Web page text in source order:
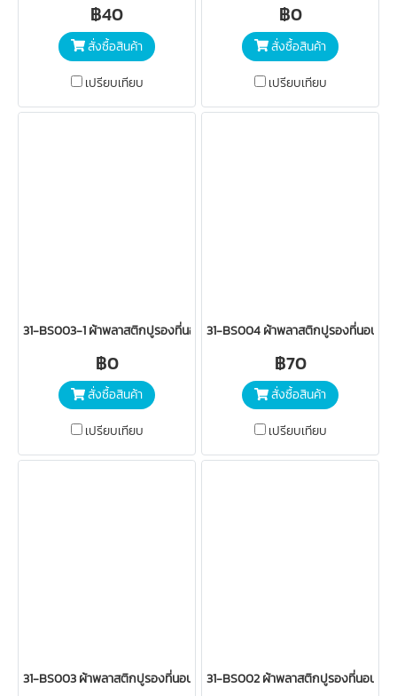
฿40
สั่งซื้อสินค้า
เปรียบเทียบ
฿0
สั่งซื้อสินค้า
เปรียบเทียบ
31-BS003-1 ผ้าพลาสติกปูรองที่นอนเด็ก (มีริม 2 นิ้ว เล็ก)
฿0
สั่งซื้อสินค้า
เปรียบเทียบ
31-BS004 ผ้าพลาสติกปูรองที่นอนเด็
฿70
สั่งซื้อสินค้า
เปรียบเทียบ
31-BS003 ผ้าพลาสติกปูรองที่นอนเด็ก ขนาดเล็ก (มีริม 1 นิ้ว เล็ก)
31-BS002 ผ้าพลาสติกปูรองที่นอนเด็